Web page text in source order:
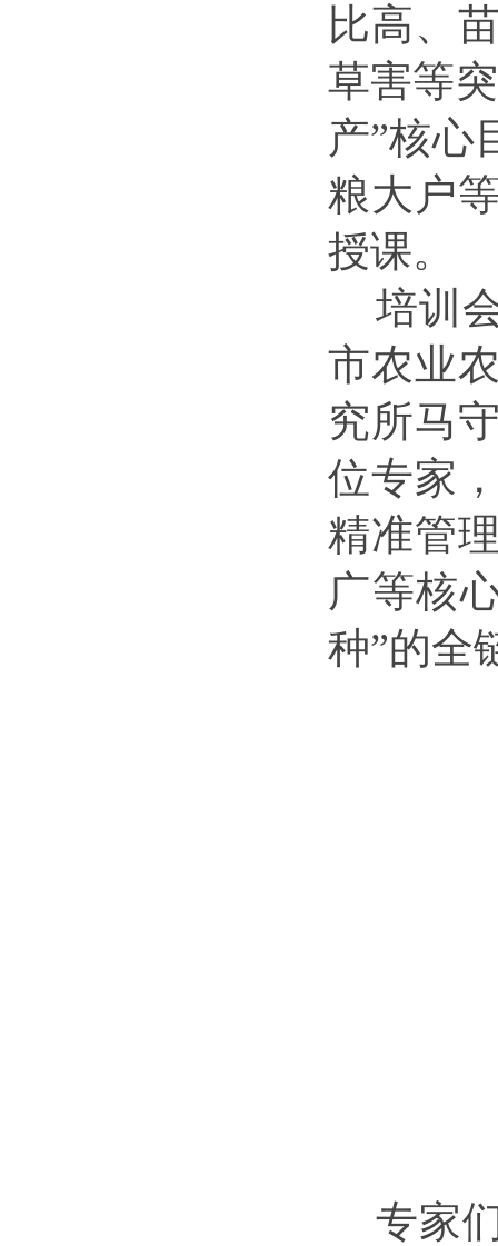
比高、
草害等
产”核心
粮大户
授课。
培训
市农业
究所马
位专家
精准管
广等核
种”的全
专家